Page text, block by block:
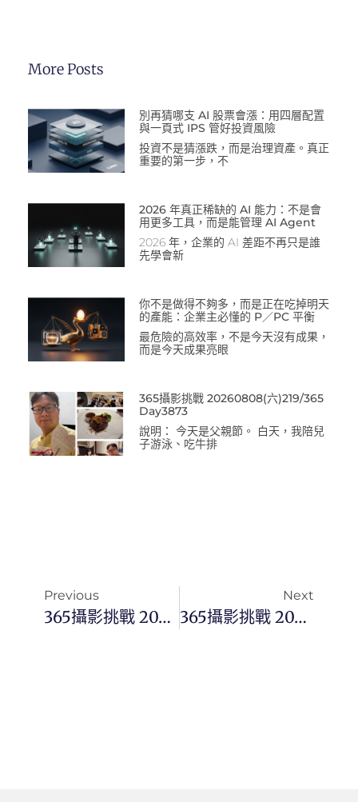
More Posts
別再猜哪支 AI 股票會漲：用四層配置
與一頁式 IPS 管好投資風險
投資不是猜漲跌，而是治理資產。真正
重要的第一步，不
2026 年真正稀缺的 AI 能力：不是會
用更多工具，而是能管理 AI Agent
2026 年，企業的 AI 差距不再只是誰
先學會新
你不是做得不夠多，而是正在吃掉明天
的產能：企業主必懂的 P／PC 平衡
最危險的高效率，不是今天沒有成果，
而是今天成果亮眼
365攝影挑戰 20260808(六)219/365
Day3873
說明： 今天是父親節。 白天，我陪兒
子游泳、吃牛排
Previous
365攝影挑戰 20250729(二)210/365 Day3479
Next
365攝影挑戰 20250730(三)211/365 Day3480